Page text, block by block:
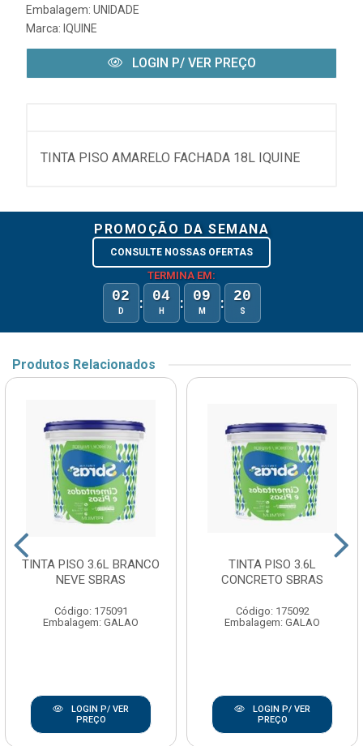
Embalagem: UNIDADE
Marca: IQUINE
LOGIN P/ VER PREÇO
TINTA PISO AMARELO FACHADA 18L IQUINE
PROMOÇÃO DA SEMANA
CONSULTE NOSSAS OFERTAS
TERMINA EM:
02
D : 04
H : 09
M : 20
S
Produtos Relacionados
TINTA PISO 3.6L BRANCO
NEVE SBRAS
Código: 175091
Embalagem: GALAO
LOGIN P/ VER
PREÇO
TINTA PISO 3.6L
CONCRETO SBRAS
Código: 175092
Embalagem: GALAO
LOGIN P/ VER
PREÇO